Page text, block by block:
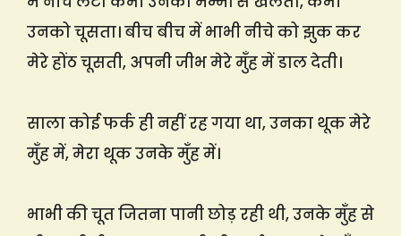
उनको चूसता। बीच बीच में भाभी नीचे को झुक कर
मेरे होंठ चूसती, अपनी जीभ मेरे मुँह में डाल देती।
साला कोई फर्क ही नहीं रह गया था, उनका थूक मेरे
मुँह में, मेरा थूक उनके मुँह में।
भाभी की चूत जितना पानी छोड़ रही थी, उनके मुँह से